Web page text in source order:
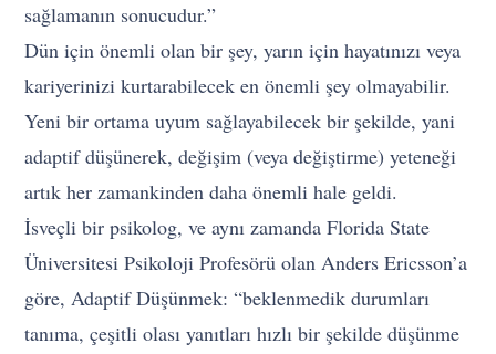
sağlamanın sonucudur.”
Dün için önemli olan bir şey, yarın için hayatınızı veya
kariyerinizi kurtarabilecek en önemli şey olmayabilir.
Yeni bir ortama uyum sağlayabilecek bir şekilde, yani
adaptif düşünerek, değişim (veya değiştirme) yeteneği
artık her zamankinden daha önemli hale geldi.
İsveçli bir psikolog, ve aynı zamanda Florida State
Üniversitesi Psikoloji Profesörü olan Anders Ericsson’a
göre, Adaptif Düşünmek: “beklenmedik durumları
tanıma, çeşitli olası yanıtları hızlı bir şekilde düşünme